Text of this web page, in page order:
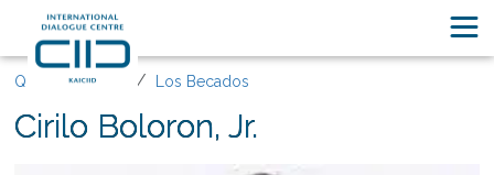
Quiénes somos Los Becados
Cirilo Boloron, Jr.